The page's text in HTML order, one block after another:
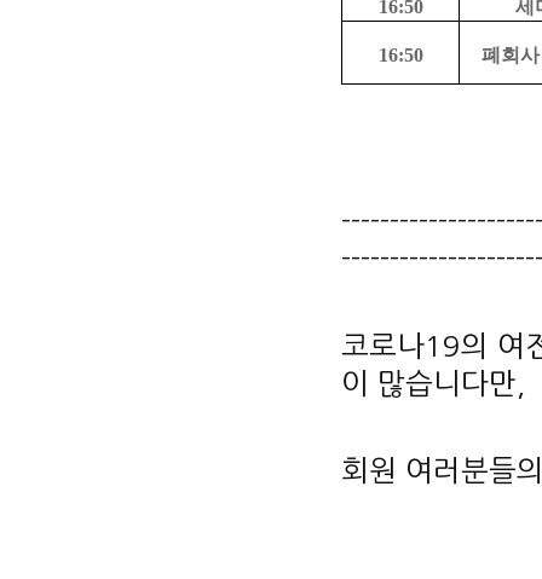
16:50
세
16:50 폐회
코로나19의 여
이 많습니다만,
회원 여러분들